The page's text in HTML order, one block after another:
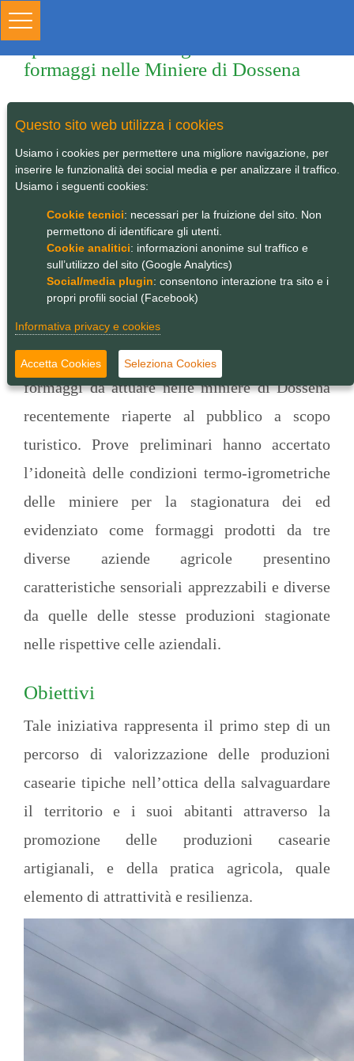
Toggle
CheeseMine – Percorso di
formaggi nelle Miniere di Dossena
Il progetto si propone di sperimentare una
nuova soluzione per la stagionatura dei
formaggi da attuare nelle miniere di Dossena
recentemente riaperte al pubblico a scopo
turistico. Prove preliminari hanno accertato
l’idoneità delle condizioni termo-igrometriche
delle miniere per la stagionatura dei ed
evidenziato come formaggi prodotti da tre
diverse aziende agricole presentino
caratteristiche sensoriali apprezzabili e diverse
da quelle delle stesse produzioni stagionate
nelle rispettive celle aziendali.
Obiettivi
Tale iniziativa rappresenta il primo step di un
percorso di valorizzazione delle produzioni
casearie tipiche nell’ottica della salvaguardare
il territorio e i suoi abitanti attraverso la
promozione delle produzioni casearie
artigianali, e della pratica agricola, quale
elemento di attrattività e resilienza.
Questo sito web utilizza i cookies
Usiamo i cookies per permettere una migliore navigazione, per
inserire le funzionalità dei social media e per analizzare il traffico.
Usiamo i seguenti cookies:
Cookie tecnici: necessari per la fruizione del sito. Non
permettono di identificare gli utenti.
Cookie analitici: informazioni anonime sul traffico e
sull’utilizzo del sito (Google Analytics)
Social/media plugin: consentono interazione tra sito e i
propri profili social (Facebook)
Informativa privacy e cookies
Accetta Cookies Seleziona Cookies